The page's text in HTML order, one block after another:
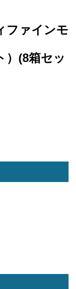
ファインモ
）(8箱セッ